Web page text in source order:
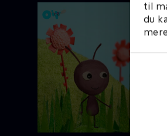
til
du